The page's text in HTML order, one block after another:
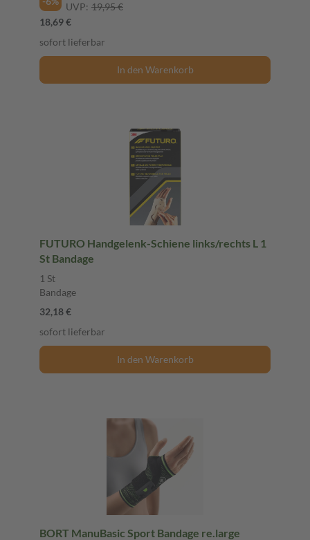
UVP: 19,95 €
18,69 €
sofort lieferbar
In den Warenkorb
FUTURO Handgelenk-Schiene links/rechts L 1
St Bandage
1 St
Bandage
32,18 €
sofort lieferbar
In den Warenkorb
BORT ManuBasic Sport Bandage re.large